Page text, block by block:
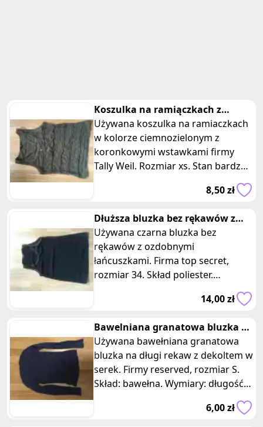
Koszulka na ramiączkach z
koronka XS tally weil
Używana koszulka na ramiaczkach
w kolorze ciemnozielonym z
koronkowymi wstawkami firmy
Tally Weil. Rozmiar xs. Stan bardzo
szerokość w klatce piersiowej 38
stylizacji. Kobieca.
8,50 zł
Dłuższa bluzka bez rękawów z
ozdobnym lancuszkiem
Używana czarna bluzka bez
rękawów z ozdobnymi
łańcuszkami. Firma top secret,
rozmiar 34. Skład poliester.
Wymiary: długość 68 cm, szerokość
14,00 zł
Bawelniana granatowa bluzka na
długi rekaw
Używana bawełniana granatowa
bluzka na długi rekaw z dekoltem w
serek. Firmy reserved, rozmiar S.
Skład: bawełna. Wymiary: długość
piersiowej 33 cm, rekaw 56 cm.
6,00 zł